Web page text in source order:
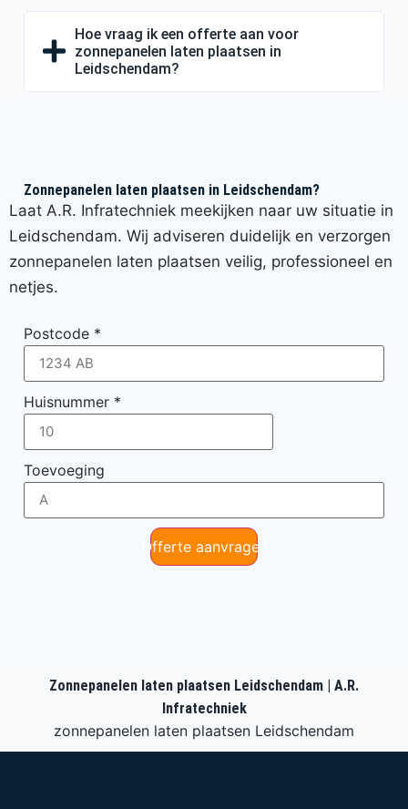
Hoe vraag ik een offerte aan voor
zonnepanelen laten plaatsen in
Leidschendam?
Zonnepanelen laten plaatsen in Leidschendam?
Laat A.R. Infratechniek meekijken naar uw situatie in
Leidschendam. Wij adviseren duidelijk en verzorgen
zonnepanelen laten plaatsen veilig, professioneel en
netjes.
Postcode *
Huisnummer *
Toevoeging
Offerte aanvragen
Zonnepanelen laten plaatsen Leidschendam | A.R.
Infratechniek
zonnepanelen laten plaatsen Leidschendam